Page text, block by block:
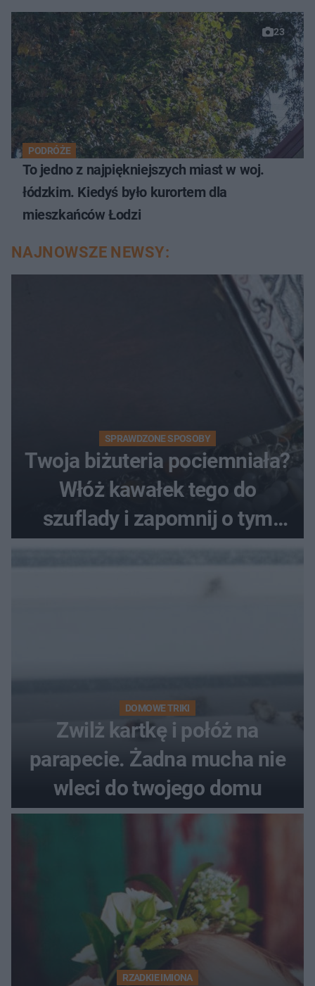
23
PODRÓŻE
To jedno z najpiękniejszych miast w woj.
łódzkim. Kiedyś było kurortem dla
mieszkańców Łodzi
NAJNOWSZE NEWSY:
SPRAWDZONE SPOSOBY
Twoja biżuteria pociemniała?
Włóż kawałek tego do
szuflady i zapomnij o tym
problemie. Sposób na
DOMOWE TRIKI
Zwilż kartkę i połóż na
parapecie. Żadna mucha nie
wleci do twojego domu
RZADKIE IMIONA